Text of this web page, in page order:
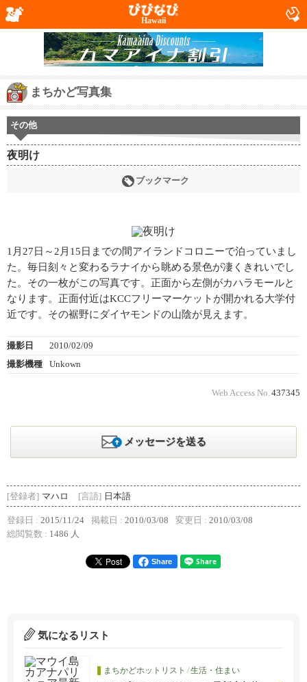
Hawaii
まちかど写真集
その他
夜明け
ブックマーク
1月27日～2月15日までの間アイランドコロニーで泊っていまし
た。毎日刻々と変わるラナイから眺める景色が凄くきれいでし
た。その一枚がこの写真です。正面から左側がカハラモールと
なります。正面付近はKCCフリーマーケットが開かれる大学付
近です。その裾野にダイヤモンドの山陰が見えます。
撮影日
2010/02/09
撮影機種
Unkown
Web Access No. 437345
メッセージを送る
[登録者] マハロ [言語] 日本語
登録日 : 2015/11/24 掲載日 : 2010/03/08 変更日 : 2010/03/08
総閲覧数 : 1486 人
Share
気になるリスト
まちかどホットリスト /生活・住まい